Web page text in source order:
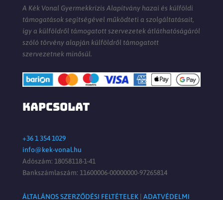
A Kék Vonal Gyermekkrízis Alapítvány hazai és külföldi
támogatások segítségével működteti a szolgáltatásait,
így a külföldről támogatott szervezetek átláthatóságáról
szóló törvény alapján külföldről támogatott
szervezetnek minősül.
KAPCSOLAT
+36 1 354 1029
info@kek-vonal.hu
Adószám: 18058118-1-41
Bankszámlaszám: 11600006-00000000-97265814
ÁLTALÁNOS SZERZŐDÉSI FELTÉTELEK| ADATVÉDELMI